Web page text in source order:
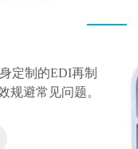
定制的EDI再制
规避常见问题。